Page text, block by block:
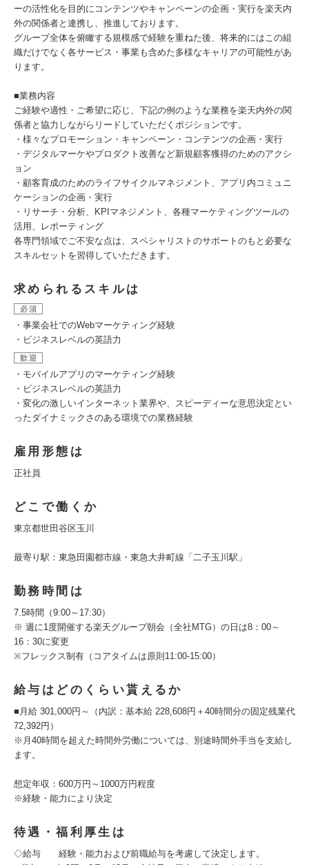
ーの活性化を目的にコンテンツやキャンペーンの企画・実行を楽天内
外の関係者と連携し、推進しております。
グループ全体を俯瞰する規模感で経験を重ねた後、将来的にはこの組
織だけでなく各サービス・事業も含めた多様なキャリアの可能性があ
ります。
■業務内容
ご経験や適性・ご希望に応じ、下記の例のような業務を楽天内外の関
係者と協力しながらリードしていただくポジションです。
・様々なプロモーション・キャンペーン・コンテンツの企画・実行
・デジタルマーケやプロダクト改善など新規顧客獲得のためのアクシ
ョン
・顧客育成のためのライフサイクルマネジメント、アプリ内コミュニ
ケーションの企画・実行
・リサーチ・分析、KPIマネジメント、各種マーケティングツールの
活用、レポーティング
各専門領域でご不安な点は、スペシャリストのサポートのもと必要な
スキルセットを習得していただきます。
求められるスキルは
必須
・事業会社でのWebマーケティング経験
・ビジネスレベルの英語力
歓迎
・モバイルアプリのマーケティング経験
・ビジネスレベルの英語力
・変化の激しいインターネット業界や、スピーディーな意思決定とい
ったダイナミックさのある環境での業務経験
雇用形態は
正社員
どこで働くか
東京都世田谷区玉川
最寄り駅：東急田園都市線・東急大井町線「二子玉川駅」
勤務時間は
7.5時間（9:00～17:30）
※ 週に1度開催する楽天グループ朝会（全社MTG）の日は8：00～
16：30に変更
※フレックス制有（コアタイムは原則11:00-15:00）
給与はどのくらい貰えるか
■月給 301,000円～（内訳：基本給 228,608円＋40時間分の固定残業代
72,392円）
※月40時間を超えた時間外労働については、別途時間外手当を支給し
ます。
想定年収：600万円～1000万円程度
※経験・能力により決定
待遇・福利厚生は
◇給与 経験・能力および前職給与を考慮して決定します。